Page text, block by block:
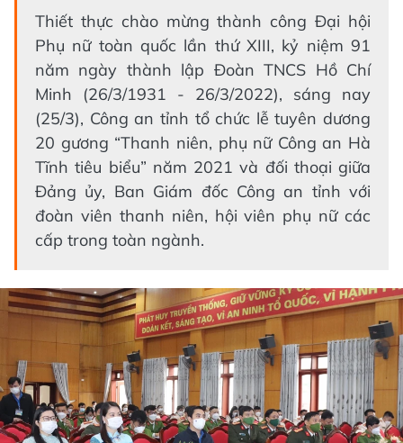
Thiết thực chào mừng thành công Đại hội
Phụ nữ toàn quốc lần thứ XIII, kỷ niệm 91
năm ngày thành lập Đoàn TNCS Hồ Chí
Minh (26/3/1931 - 26/3/2022), sáng nay
(25/3), Công an tỉnh tổ chức lễ tuyên dương
20 gương “Thanh niên, phụ nữ Công an Hà
Tĩnh tiêu biểu” năm 2021 và đối thoại giữa
Đảng ủy, Ban Giám đốc Công an tỉnh với
đoàn viên thanh niên, hội viên phụ nữ các
cấp trong toàn ngành.